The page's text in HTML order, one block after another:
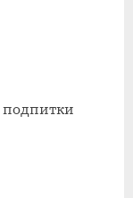
подпитки